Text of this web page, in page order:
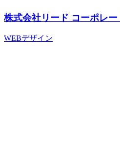
株式会社リード コーポレー
WEBデザイン